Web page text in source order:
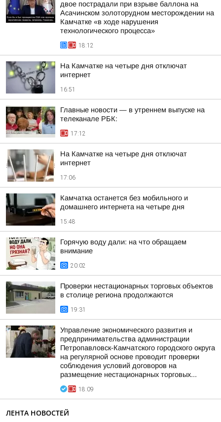
двое пострадали при взрыве баллона на
Асачинском золоторудном месторождении на
Камчатке «в ходе нарушения
технологического процесса»
18:12
На Камчатке на четыре дня отключат
интернет
16:51
Главные новости — в утреннем выпуске на
телеканале РБК:
17:12
На Камчатке на четыре дня отключат
интернет
17:06
Камчатка останется без мобильного и
домашнего интернета на четыре дня
15:48
Горячую воду дали: на что обращаем
внимание
20:02
Проверки нестационарных торговых объектов
в столице региона продолжаются
19:31
Управление экономического развития и
предпринимательства администрации
Петропавловск-Камчатского городского округа
на регулярной основе проводит проверки
соблюдения условий договоров на
размещение нестационарных торговых...
18:09
ЛЕНТА НОВОСТЕЙ